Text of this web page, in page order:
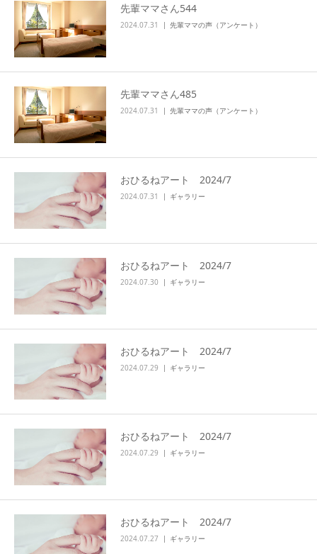
先輩ママさん544
2024.07.31 先輩ママの声（アンケート）
先輩ママさん485
2024.07.31 先輩ママの声（アンケート）
おひるねアート 2024/7
2024.07.31 ギャラリー
おひるねアート 2024/7
2024.07.30 ギャラリー
おひるねアート 2024/7
2024.07.29 ギャラリー
おひるねアート 2024/7
2024.07.29 ギャラリー
おひるねアート 2024/7
2024.07.27 ギャラリー
アクセス